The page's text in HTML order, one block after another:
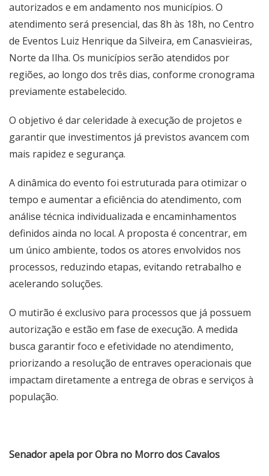
autorizados e em andamento nos municípios. O
atendimento será presencial, das 8h às 18h, no Centro
de Eventos Luiz Henrique da Silveira, em Canasvieiras,
Norte da Ilha. Os municípios serão atendidos por
regiões, ao longo dos três dias, conforme cronograma
previamente estabelecido.
O objetivo é dar celeridade à execução de projetos e
garantir que investimentos já previstos avancem com
mais rapidez e segurança.
A dinâmica do evento foi estruturada para otimizar o
tempo e aumentar a eficiência do atendimento, com
análise técnica individualizada e encaminhamentos
definidos ainda no local. A proposta é concentrar, em
um único ambiente, todos os atores envolvidos nos
processos, reduzindo etapas, evitando retrabalho e
acelerando soluções.
O mutirão é exclusivo para processos que já possuem
autorização e estão em fase de execução. A medida
busca garantir foco e efetividade no atendimento,
priorizando a resolução de entraves operacionais que
impactam diretamente a entrega de obras e serviços à
população.
Senador apela por Obra no Morro dos Cavalos